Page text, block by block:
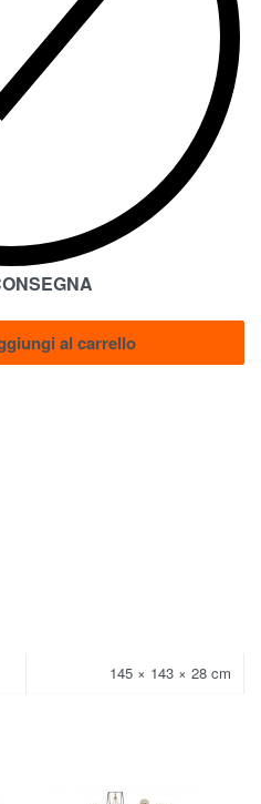
al carrello
145 × 143 × 28 cm